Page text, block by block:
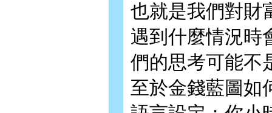
也就是我們對財
遇到什麼情況時
們的思考可能不
至於金錢藍圖如